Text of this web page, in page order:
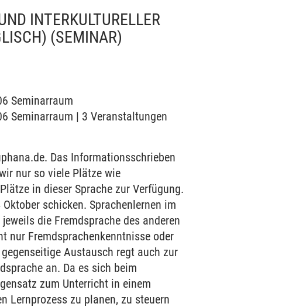
INTERKULTURELLER
(SEMINAR)
Seminarraum
Seminarraum | 3 Veranstaltungen
Das Informationsschrieben
nur so viele Plätze wie
in dieser Sprache zur Verfügung.
schicken. Sprachenlernen im
die Fremdsprache des anderen
nur Fremdsprachenkenntnisse oder
Austausch regt auch zur
an. Da es sich beim
zum Unterricht in einem
Lernprozess zu planen, zu steuern